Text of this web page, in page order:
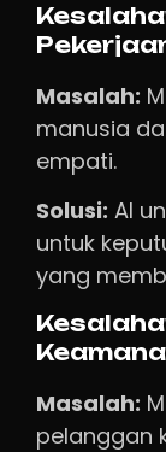
Masalah:
manusia
empati.
Solusi: AI
untuk
yang
Masalah:
pelanggan